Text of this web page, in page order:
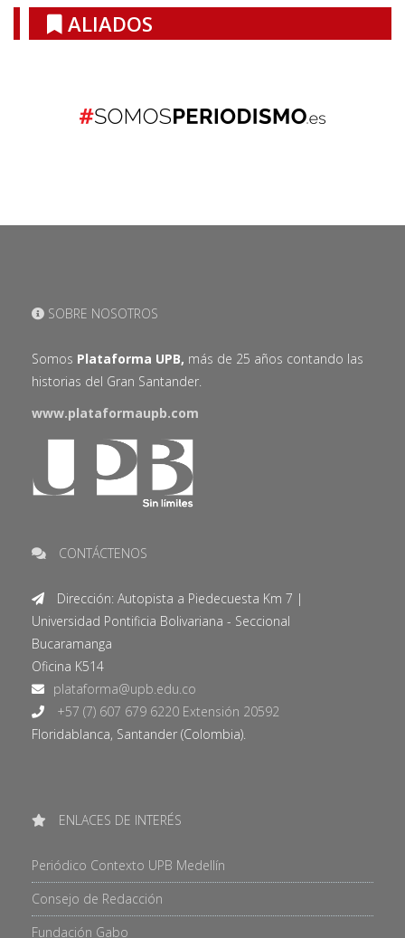
ALIADOS
SOBRE NOSOTROS
Somos Plataforma UPB, más de 25 años contando las
historias del Gran Santander.
www.plataformaupb.com
CONTÁCTENOS
Dirección: Autopista a Piedecuesta Km 7 |
Universidad Pontificia Bolivariana - Seccional
Bucaramanga
Oficina K514
+57 (7) 607 679 6220 Extensión 20592
Floridablanca, Santander (Colombia).
ENLACES DE INTERÉS
Periódico Contexto UPB Medellín
Consejo de Redacción
Fundación Gabo